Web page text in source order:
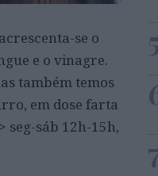
se o
e o vinagre.
também temos
em dose farta
seg-sáb 12h-15h,